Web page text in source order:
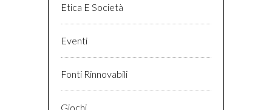
Etica E Società
Eventi
Fonti Rinnovabili
Giochi